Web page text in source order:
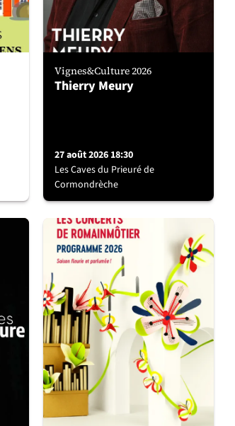
Vignes&Culture 2026
Thierry Meury
27 août 2026 18:30
Les Caves du Prieuré de
Cormondrèche